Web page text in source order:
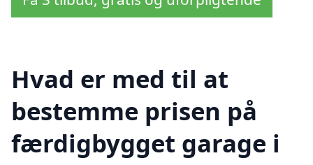
Hvad er med til at
bestemme prisen på
færdigbygget garage i